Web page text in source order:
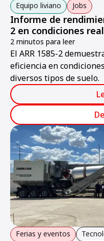
Equipo liviano Jobs
Informe de
2 en condiciones
2 minutos para leer
El ARR 1585-2
eficiencia en
diversos tipos de suelo.
Ferias y eventos